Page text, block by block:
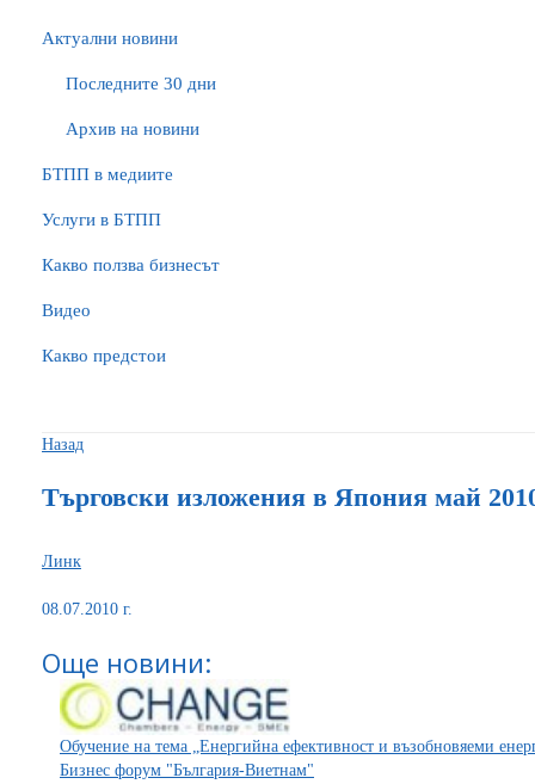
Актуални новини
Последните 30 дни
Архив на новини
БTПП в медиите
Услуги в БТПП
Какво ползва бизнесът
Видео
Какво предстои
Назад
Търговски изложения в Япония май
Линк
08.07.2010 г.
Още новини:
Обучение на тема „Енергийна ефективност и възобновяеми
Бизнес форум "България-Виетнам"